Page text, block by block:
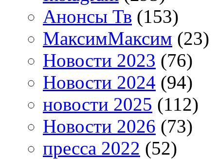
Анонсы Тв (153)
МаксимМаксим (23)
Новости 2023 (76)
Новости 2024 (94)
новости 2025 (112)
Новости 2026 (73)
пресса 2022 (52)